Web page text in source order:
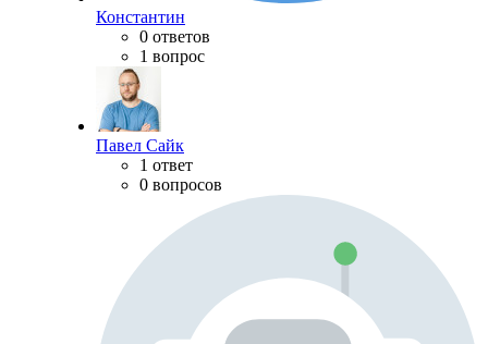
Константин
0 ответов
1 вопрос
Павел Сайк
1 ответ
0 вопросов